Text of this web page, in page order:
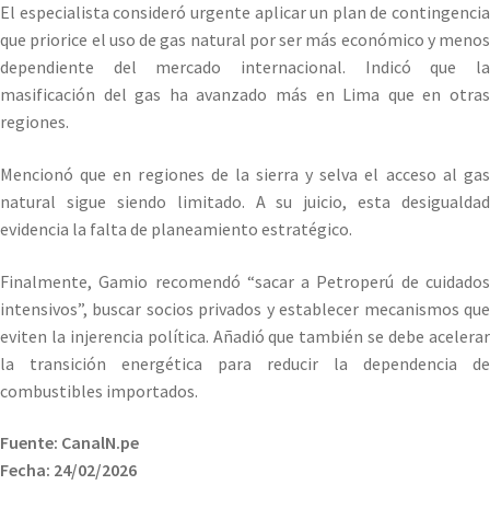
El especialista consideró urgente aplicar un plan de contingencia
que priorice el uso de gas natural por ser más económico y menos
dependiente del mercado internacional. Indicó que la
masificación del gas ha avanzado más en Lima que en otras
regiones.
Mencionó que en regiones de la sierra y selva el acceso al gas
natural sigue siendo limitado. A su juicio, esta desigualdad
evidencia la falta de planeamiento estratégico.
Finalmente, Gamio recomendó “sacar a Petroperú de cuidados
intensivos”, buscar socios privados y establecer mecanismos que
eviten la injerencia política. Añadió que también se debe acelerar
la transición energética para reducir la dependencia de
combustibles importados.
Fuente: CanalN.pe
Fecha: 24/02/2026